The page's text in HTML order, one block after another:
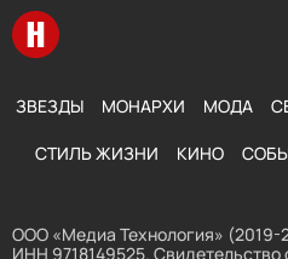
Перейти на главную
ЗВЕЗДЫ МОНАРХИ МОДА
СТИЛЬ ЖИЗНИ КИНО
ООО «Медиа Технология» (2019-
ИНН 9718149525.